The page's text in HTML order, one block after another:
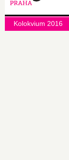
Kolokvium 2016